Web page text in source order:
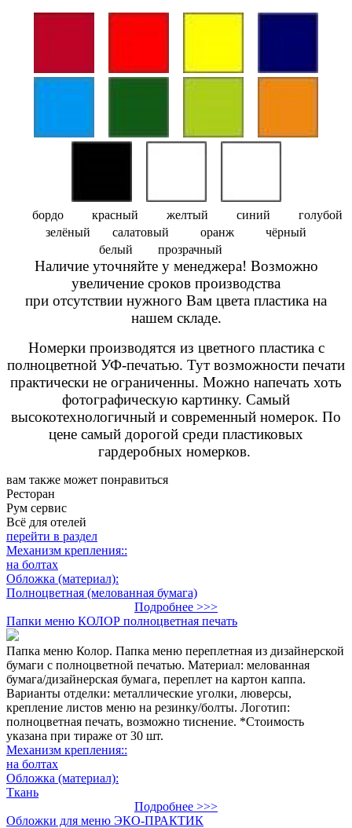
бордо красный желтый синий голубой
зелёный салатовый оранж чёрный
белый прозрачный
Наличие уточняйте у менеджера! Возможно
увеличение сроков производства
при отсутствии нужного Вам цвета пластика на
нашем складе.
Номерки производятся из цветного пластика с
полноцветной УФ-печатью. Тут возможности печати
практически не ограниченны. Можно напечать хоть
фотографическую картинку. Самый
высокотехнологичный и современный номерок. По
цене самый дорогой среди пластиковых
гардеробных номерков.
вам также может понравиться
Ресторан
Рум сервис
Всё для отелей
перейти в раздел
Механизм крепления::
на болтах
Обложка (материал):
Полноцветная (мелованная бумага)
Подробнее >>>
Папки меню КОЛОР полноцветная печать
Папка меню Колор. Папка меню переплетная из дизайнерской
бумаги с полноцветной печатью. Материал: мелованная
бумага/дизайнерская бумага, переплет на картон каппа.
Варианты отделки: металлические уголки, люверсы,
крепление листов меню на резинку/болты. Логотип:
полноцветная печать, возможно тиснение. *Стоимость
указана при тираже от 30 шт.
Механизм крепления::
на болтах
Обложка (материал):
Ткань
Подробнее >>>
Обложки для меню ЭКО-ПРАКТИК